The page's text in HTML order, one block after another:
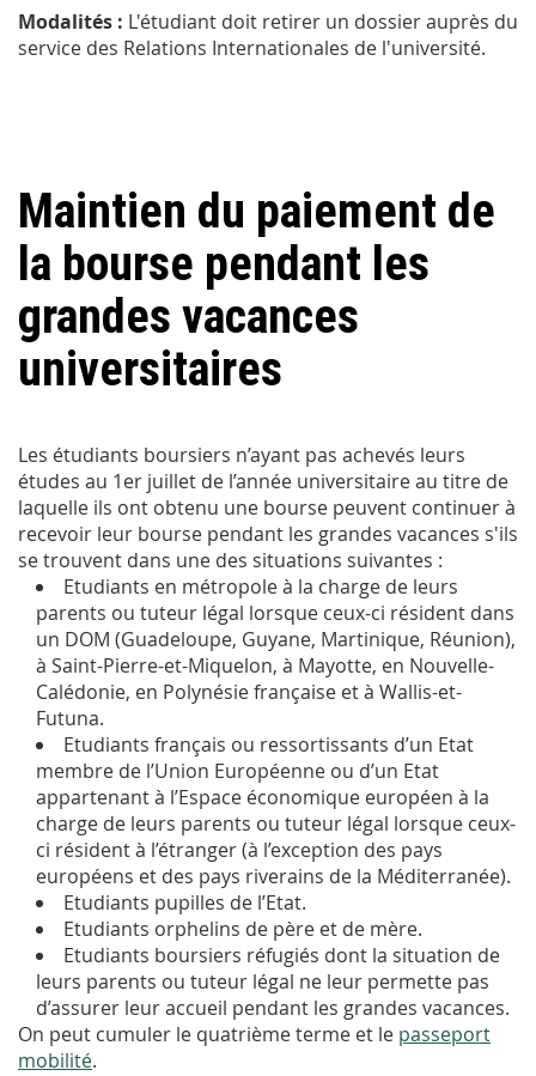
Modalités : L'étudiant doit retirer un dossier auprès du
service des Relations Internationales de l'université.
Maintien du paiement de
la bourse pendant les
grandes vacances
universitaires
Les étudiants boursiers n’ayant pas achevés leurs
études au 1er juillet de l’année universitaire au titre de
laquelle ils ont obtenu une bourse peuvent continuer à
recevoir leur bourse pendant les grandes vacances s'ils
se trouvent dans une des situations suivantes :
Etudiants en métropole à la charge de leurs
parents ou tuteur légal lorsque ceux-ci résident dans
un DOM (Guadeloupe, Guyane, Martinique, Réunion),
à Saint-Pierre-et-Miquelon, à Mayotte, en Nouvelle-
Calédonie, en Polynésie française et à Wallis-et-
Futuna.
Etudiants français ou ressortissants d’un Etat
membre de l’Union Européenne ou d’un Etat
appartenant à l’Espace économique européen à la
charge de leurs parents ou tuteur légal lorsque ceux-
ci résident à l’étranger (à l’exception des pays
européens et des pays riverains de la Méditerranée).
Etudiants pupilles de l’Etat.
Etudiants orphelins de père et de mère.
Etudiants boursiers réfugiés dont la situation de
leurs parents ou tuteur légal ne leur permette pas
d’assurer leur accueil pendant les grandes vacances.
On peut cumuler le quatrième terme et le passeport
mobilité.